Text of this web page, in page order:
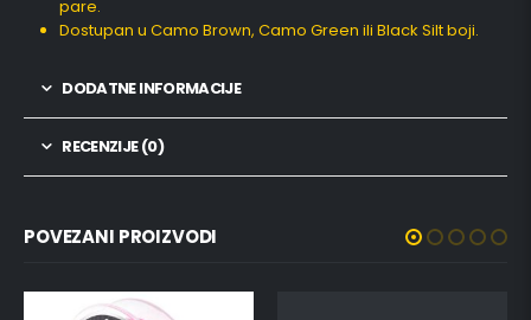
pare.
Dostupan u Camo Brown, Camo Green ili Black Silt boji.
DODATNE INFORMACIJE
RECENZIJE (0)
POVEZANI PROIZVODI